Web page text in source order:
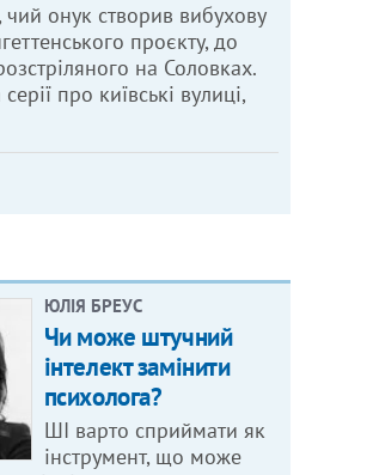
чий онук створив вибухову
проєкту, до
на Соловках.
про київські вулиці,
ЮЛІЯ БРЕУС
Чи може штучний
інтелект замінити
психолога?
ШІ варто сприймати як
інструмент, що може